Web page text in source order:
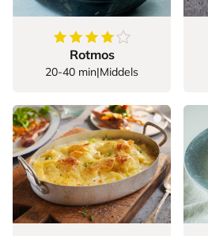
4.444444444444445
Rotmos
20-40 min|Middels